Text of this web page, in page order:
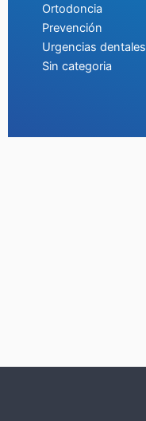
Ortodoncia
Prevención
Urgencias dentales
Sin categoria